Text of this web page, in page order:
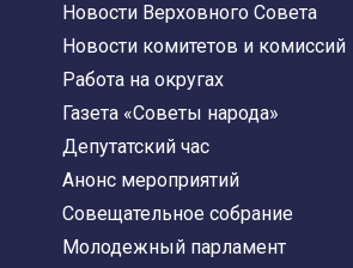
Новости Верховного Совета
Новости комитетов и комиссий
Работа на округах
Газета «Советы народа»
Депутатский час
Анонс мероприятий
Совещательное собрание
Молодежный парламент